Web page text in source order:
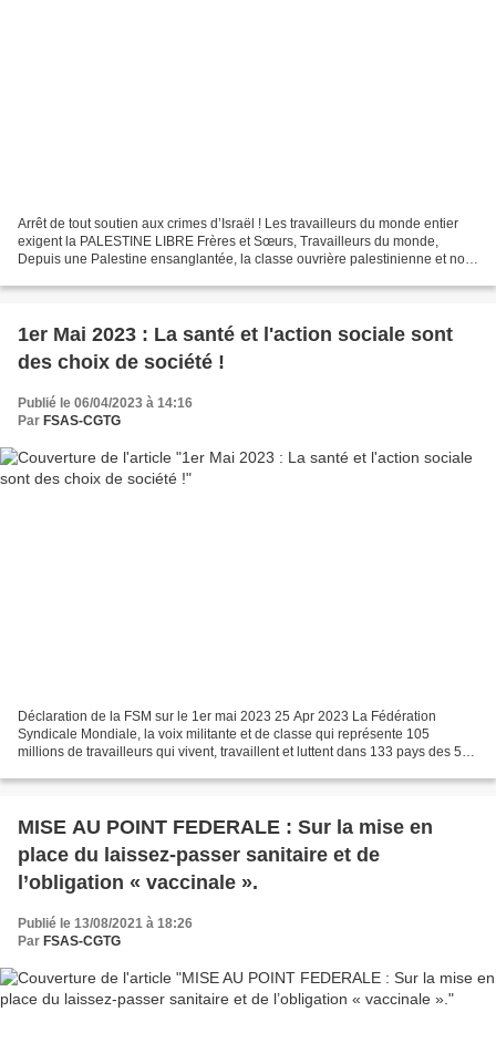
Arrêt de tout soutien aux crimes d’Israël ! Les travailleurs du monde entier
exigent la PALESTINE LIBRE Frères et Sœurs, Travailleurs du monde,
Depuis une Palestine ensanglantée, la classe ouvrière palestinienne et nos
1er Mai 2023 : La santé et l'action sociale sont
des choix de société !
Publié le 06/04/2023 à 14:16
Par FSAS-CGTG
Déclaration de la FSM sur le 1er mai 2023 25 Apr 2023 La Fédération
Syndicale Mondiale, la voix militante et de classe qui représente 105
millions de travailleurs qui vivent, travaillent et luttent dans 133 pays des 5
MISE AU POINT FEDERALE : Sur la mise en
place du laissez-passer sanitaire et de
l’obligation « vaccinale ».
Publié le 13/08/2021 à 18:26
Par FSAS-CGTG